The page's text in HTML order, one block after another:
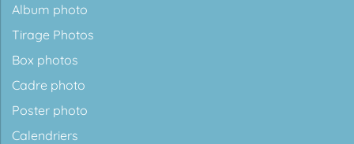
Album photo
Tirage Photos
Box photos
Cadre photo
Poster photo
Calendriers